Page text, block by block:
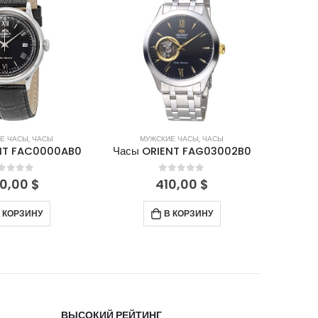
ЧАСЫ, ЧАСЫ
FAC0000AB0
of 5
$
КОРЗИНУ
МУЖСКИЕ ЧАСЫ, ЧАСЫ
Часы ORIENT FAG03002B0
0out of 5
410,00 $
В КОРЗИНУ